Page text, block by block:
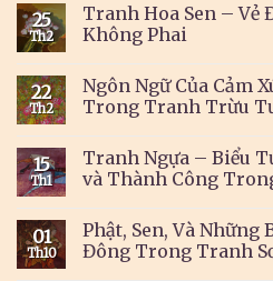
25
Th2
Tranh Hoa Sen – Vẻ
Không Phai
22
Th2
Ngôn Ngữ Của Cảm
Trong Tranh Trừu
15
Th1
Tranh Ngựa – Biểu
và Thành Công
01
Th10
Phật, Sen, Và Những
Đông Trong Tranh